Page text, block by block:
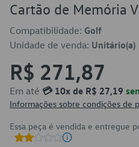
Cartão de Memória
Compatibilidade: Golf
Unidade de venda: Unitário(a)
R$ 271,87
Em até 💳 10x de R$ 27,19
Informações sobre condições de
Essa peça é vendida e entregue